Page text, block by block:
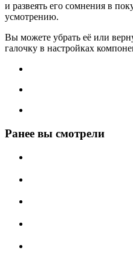
и развеять его сомнения в
усмотрению.
Вы можете убрать её или
галочку в настройках
Ранее вы смотрели